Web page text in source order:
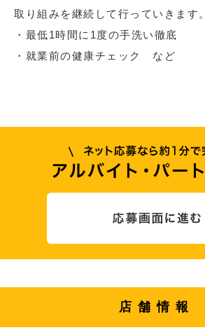
取り組みを継続して行っていきます。
・最低1時間に1度の手洗い徹底
・就業前の健康チェック など
店舗情報